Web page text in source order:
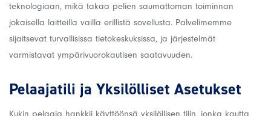
teknologiaan, mikä takaa pelien saumattoman toiminnan
jokaisella laitteilla vailla erillistä sovellusta. Palvelimemme
sijaitsevat turvallisissa tietokeskuksissa, ja järjestelmät
varmistavat ympärivuorokautisen saatavuuden.
Pelaajatili ja Yksilölliset Asetukset
Kukin pelaaja hankkii käyttöönsä yksilöllisen tilin, jonka kautta